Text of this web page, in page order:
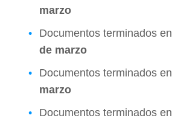
marzo
Documentos terminados en
de marzo
Documentos terminados en
marzo
Documentos terminados en